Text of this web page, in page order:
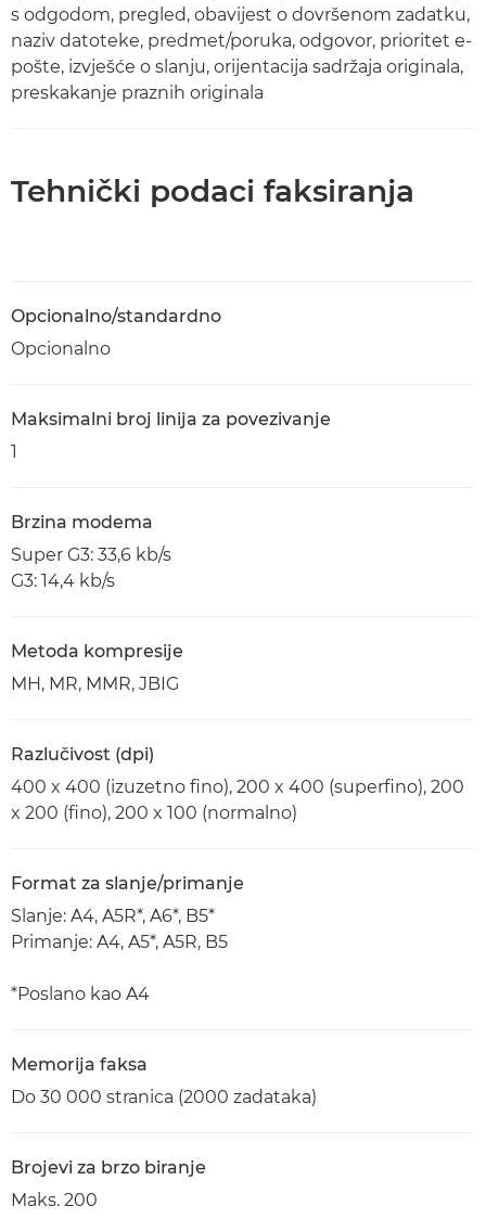
s odgodom, pregled, obavijest o dovršenom zadatku,
naziv datoteke, predmet/poruka, odgovor, prioritet e-
pošte, izvješće o slanju, orijentacija sadržaja originala,
preskakanje praznih originala
Tehnički podaci faksiranja
Opcionalno/standardno
Opcionalno
Maksimalni broj linija za povezivanje
1
Brzina modema
Super G3: 33,6 kb/s
G3: 14,4 kb/s
Metoda kompresije
MH, MR, MMR, JBIG
Razlučivost (dpi)
400 x 400 (izuzetno fino), 200 x 400 (superfino), 200
x 200 (fino), 200 x 100 (normalno)
Format za slanje/primanje
Slanje: A4, A5R*, A6*, B5*
Primanje: A4, A5*, A5R, B5
*Poslano kao A4
Memorija faksa
Do 30 000 stranica (2000 zadataka)
Brojevi za brzo biranje
Maks. 200